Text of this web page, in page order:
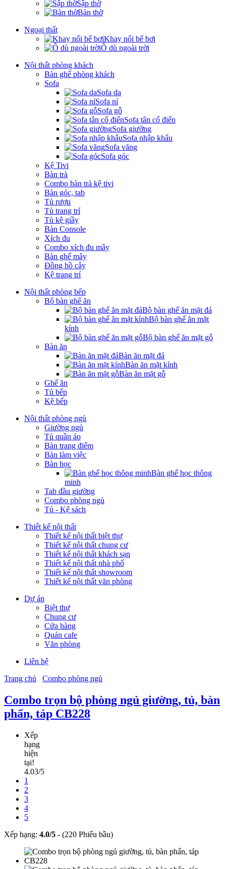
Sập thờ
Bàn thờ
Ngoại thất
Khay nổi bể bơi
Ô dù ngoài trời
Nội thất phòng khách
Bàn ghế phòng khách
Sofa
Sofa da
Sofa nỉ
Sofa gỗ
Sofa tân cổ điển
Sofa giường
Sofa nhập khẩu
Sofa văng
Sofa góc
Kệ Tivi
Bàn trà
Combo bàn trà kệ tivi
Bàn góc, tab
Tủ rượu
Tủ trang trí
Tủ kệ giầy
Bàn Console
Xích đu
Combo xích đu mây
Bàn ghế mây
Đồng hồ cây
Kệ trang trí
Nội thất phòng bếp
Bộ bàn ghế ăn
Bộ bàn ghế ăn mặt đá
Bộ bàn ghế ăn mặt
kính
Bộ bàn ghế ăn mặt gỗ
Bàn ăn
Bàn ăn mặt đá
Bàn ăn mặt kính
Bàn ăn mặt gỗ
Ghế ăn
Tủ bếp
Kệ bếp
Nội thất phòng ngủ
Giường ngủ
Tủ quần áo
Bàn trang điểm
Bàn làm việc
Bàn học
Bàn ghế học thông
minh
Tab đầu giường
Combo phòng ngủ
Tủ - Kệ sách
Thiết kế nội thất
Thiết kế nội thất biệt thự
Thiết kế nội thất chung cư
Thiết kế nội thất khách sạn
Thiết kế nội thất nhà phố
Thiết kế nội thất showroom
Thiết kế nội thất văn phòng
Dự án
Biệt thự
Chung cư
Cửa hàng
Quán cafe
Văn phòng
Liên hệ
Trang chủ
Combo phòng ngủ
Combo trọn bộ phòng ngủ giường, tủ, bàn
phấn, táp CB228
Xếp
hạng
hiện
tại!
4.03/5
1
2
3
4
5
Xếp hạng: 4.0/5 - (220 Phiếu bầu)